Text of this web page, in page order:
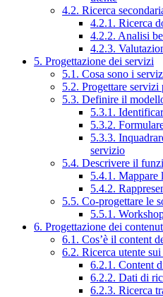
4.2. Ricerca
4.2.1. Ricerca
4.2.2. Analisi
4.2.3.
5. Progettazione dei servizi
5.1. Cosa sono i
5.2. Progettare
5.3. Definire il
5.3.1.
5.3.2.
5.3.3.
servizio
5.4. Descrivere il
5.4.1. Mappare
5.4.2.
5.5. Co-progettare le
5.5.1.
6. Progettazione dei
6.1. Cos’è il content
6.2. Ricerca utente
6.2.1. Content
6.2.2. Dati di
6.2.3. Ricerca